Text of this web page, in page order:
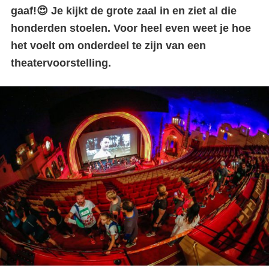
gaaf!😍 Je kijkt de grote zaal in en ziet al die
honderden stoelen. Voor heel even weet je hoe
het voelt om onderdeel te zijn van een
theatervoorstelling.